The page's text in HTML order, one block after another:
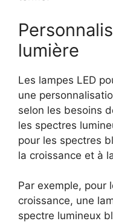
lumière
Les lampes LED
une
selon les besoins
les spectres
pour les spectres
la croissance et à
Par exemple, pour
croissance, une
spectre lumineux